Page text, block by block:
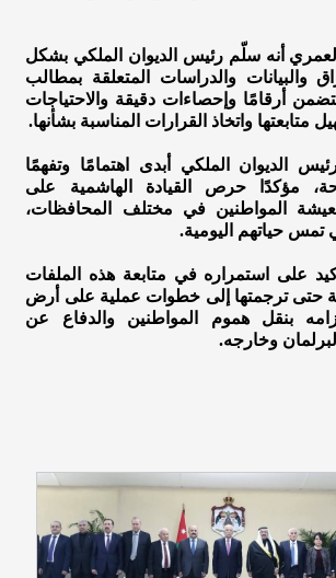
أنه سلّم رئيس الديوان الملكي بشكل
والبيانات والدراسات المتعلقة بمطالب
أرقامًا وإحصاءات دقيقة والاحتياجات
متابعتها واتخاذ القرارات المناسبة بشأنها.
الديوان الملكي أبدى اهتمامًا وتفهمًا
مؤكدًا حرص القيادة الهاشمية على
المواطنين في مختلف المحافظات،
تمس حياتهم اليومية.
على استمراره في متابعة هذه الملفات
حتى ترجمتها إلى خطوات عملية على أرض
بنقل هموم المواطنين والدفاع عن
وخارجه.